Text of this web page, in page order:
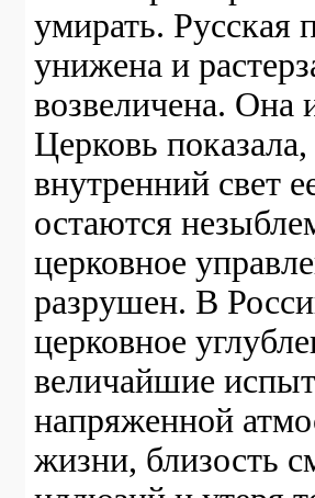
умирать. Русская
унижена и
возвеличена. Она
Церковь
внутренний свет
остаются
церковное
разрушен. В
церковное
величайшие
напряженной
жизни, близость